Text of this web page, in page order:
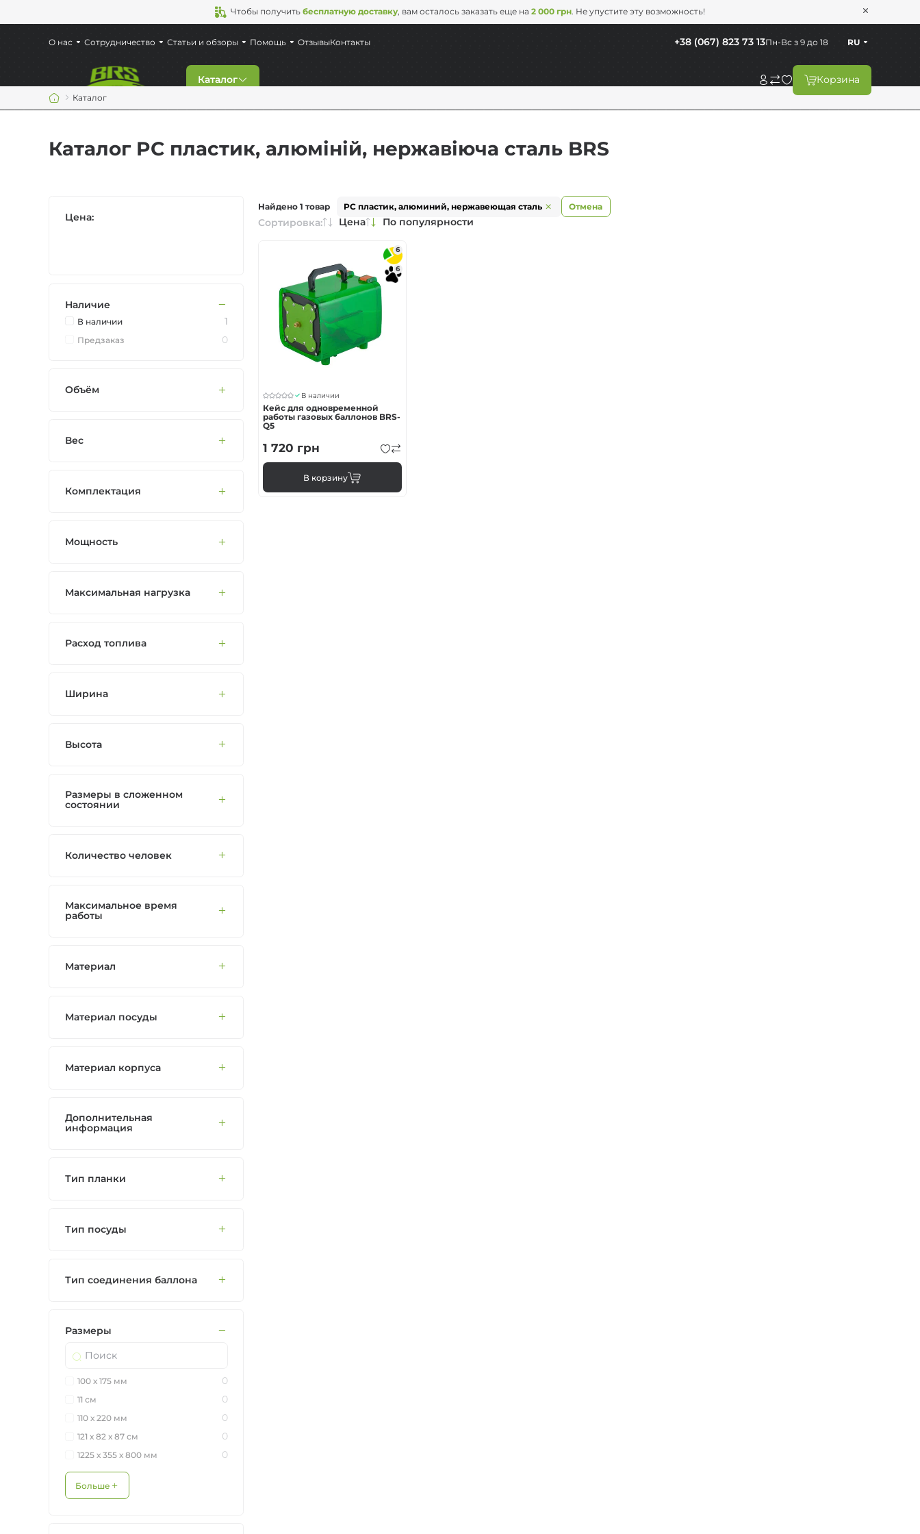
Чтобы получить бесплатную доставку, вам осталось заказать еще на 2 000 грн. Не упустите эту возможность!
Каталог
Газовые горелки
Кемпинговая мебель
Мультитопливные горелки
Жидкотопливные горелки
Корзина
Пн-Вс з 9 до 18
+38 (067) 823 73 13 RU
О нас Сотрудничество Статьи и обзоры Помощь ОтзывыКонтакты
Каталог
Каталог PC пластик, алюміній, нержавіюча сталь BRS
Найдено 1 товар PC пластик, алюминий, нержавеющая сталь Отмена
Сортировка: Цена По популярности
6
6
В наличии
Кейс для одновременной
работы газовых баллонов BRS-
Q5
1 720 грн
В корзину
Цена:
Наличие
В наличии 1
Предзаказ 0
Объём
Вес
Комплектация
Мощность
Максимальная нагрузка
Расход топлива
Ширина
Высота
Размеры в сложенном
состоянии
Количество человек
Максимальное время
работы
Материал
Материал посуды
Материал корпуса
Дополнительная
информация
Тип планки
Тип посуды
Тип соединения баллона
Размеры
100 х 175 мм 0
11 см 0
110 х 220 мм 0
121 х 82 х 87 см 0
1225 х 355 х 800 мм 0
Больше